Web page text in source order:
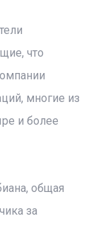
что
многие из
и более
общая
за